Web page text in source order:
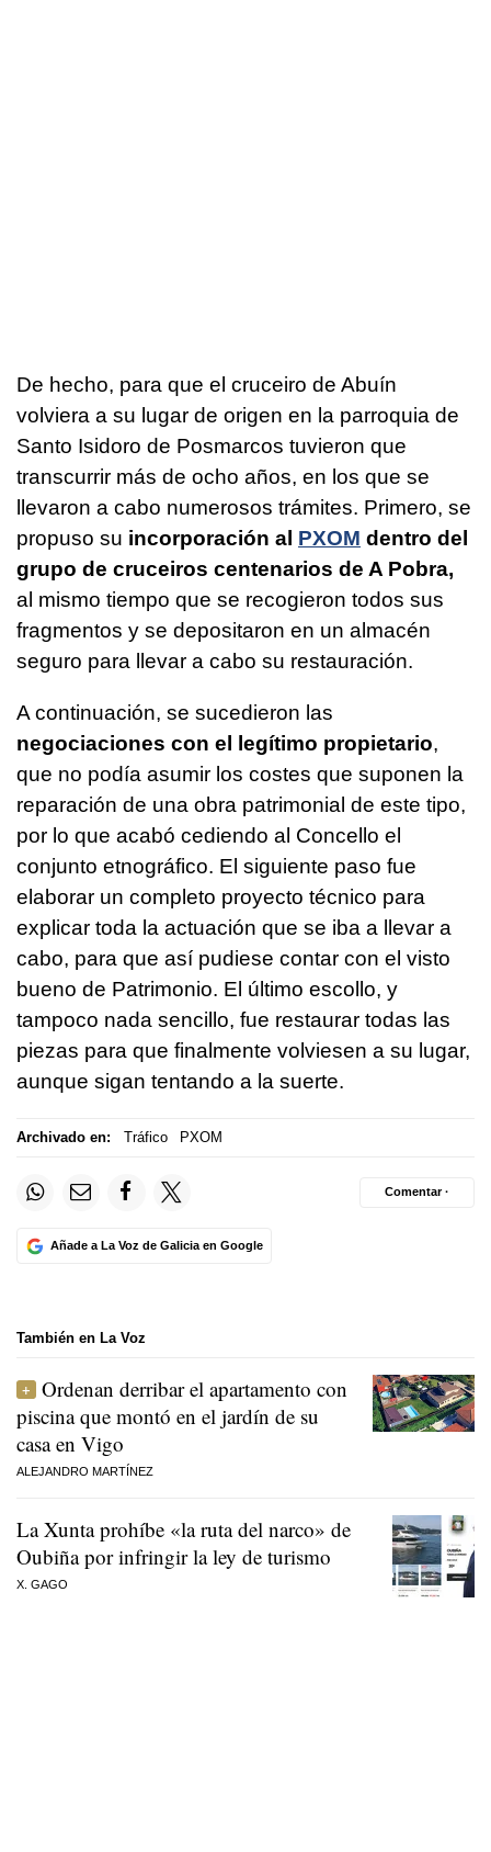
De hecho, para que el cruceiro de Abuín
volviera a su lugar de origen en la parroquia de
Santo Isidoro de Posmarcos tuvieron que
transcurrir más de ocho años, en los que se
llevaron a cabo numerosos trámites. Primero, se
propuso su incorporación al PXOM dentro del
grupo de cruceiros centenarios de A Pobra,
al mismo tiempo que se recogieron todos sus
fragmentos y se depositaron en un almacén
seguro para llevar a cabo su restauración.
A continuación, se sucedieron las
negociaciones con el legítimo propietario,
que no podía asumir los costes que suponen la
reparación de una obra patrimonial de este tipo,
por lo que acabó cediendo al Concello el
conjunto etnográfico. El siguiente paso fue
elaborar un completo proyecto técnico para
explicar toda la actuación que se iba a llevar a
cabo, para que así pudiese contar con el visto
bueno de Patrimonio. El último escollo, y
tampoco nada sencillo, fue restaurar todas las
piezas para que finalmente volviesen a su lugar,
aunque sigan tentando a la suerte.
Archivado en: Tráfico PXOM
Añade a La Voz de Galicia en Google
Comentar ·
También en La Voz
Ordenan derribar el apartamento con
piscina que montó en el jardín de su
casa en Vigo
ALEJANDRO MARTÍNEZ
La Xunta prohíbe «la ruta del narco» de
Oubiña por infringir la ley de turismo
X. GAGO